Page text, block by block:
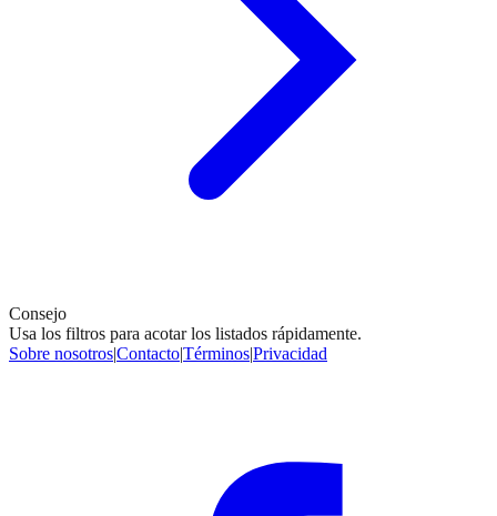
Consejo
Usa los filtros para acotar los listados rápidamente.
Sobre nosotros|Contacto|Términos|Privacidad